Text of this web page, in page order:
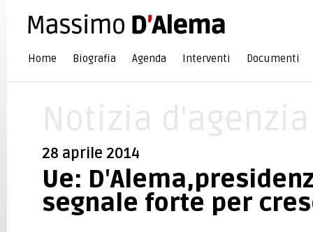
Home Biografia Agenda Interventi Documenti
28 aprile 2014
Ue:
segnale forte per